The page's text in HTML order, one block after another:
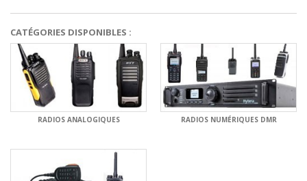
CATÉGORIES DISPONIBLES :
RADIOS ANALOGIQUES RADIOS NUMÉRIQUES DMR